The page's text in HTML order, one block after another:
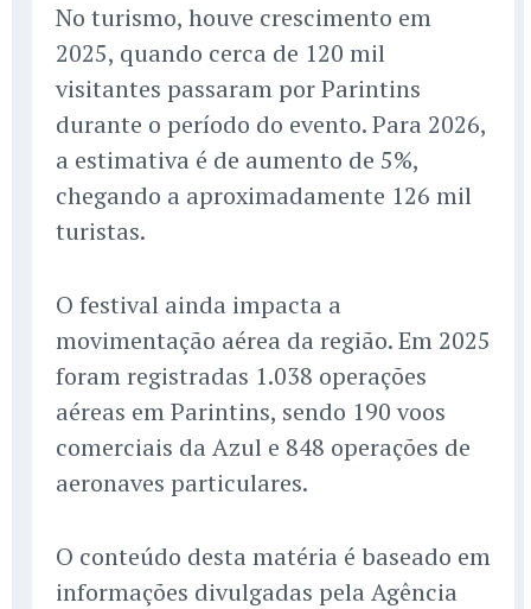
No turismo, houve crescimento em
2025, quando cerca de 120 mil
visitantes passaram por Parintins
durante o período do evento. Para 2026,
a estimativa é de aumento de 5%,
chegando a aproximadamente 126 mil
turistas.
O festival ainda impacta a
movimentação aérea da região. Em 2025
foram registradas 1.038 operações
aéreas em Parintins, sendo 190 voos
comerciais da Azul e 848 operações de
aeronaves particulares.
O conteúdo desta matéria é baseado em
informações divulgadas pela Agência